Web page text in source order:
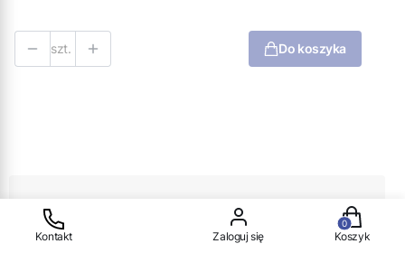
szt. Do koszyka
Zbieraj korzyści
Zarejestruj się i zbieraj punkty*
Kontakt Zaloguj się
Produkty
Koszyk